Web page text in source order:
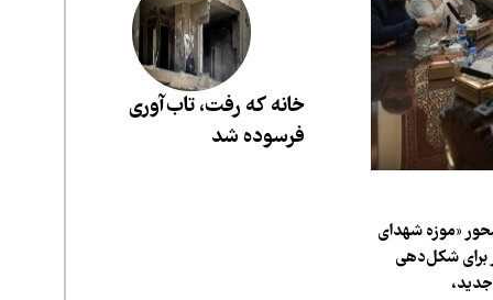
«موزه شهدای
برای شکل‌دهی
خانه که رفت، تاب‌آوری
فرسوده شد